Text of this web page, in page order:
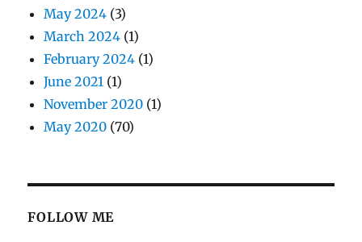
May 2024 (3)
March 2024 (1)
February 2024 (1)
June 2021 (1)
November 2020 (1)
May 2020 (70)
FOLLOW ME